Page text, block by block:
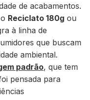
de acabamentos.
Reciclato 180g ou
à linha de
que buscam
ambiental.
padrão, que tem
pensada para